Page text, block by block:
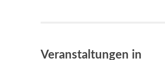
Veranstaltungen in